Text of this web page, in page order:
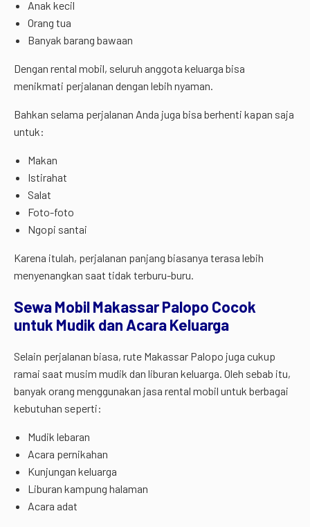
Anak kecil
Orang tua
Banyak barang bawaan
Dengan rental mobil, seluruh anggota keluarga bisa
menikmati perjalanan dengan lebih nyaman.
Bahkan selama perjalanan Anda juga bisa berhenti kapan saja
untuk:
Makan
Istirahat
Salat
Foto-foto
Ngopi santai
Karena itulah, perjalanan panjang biasanya terasa lebih
menyenangkan saat tidak terburu-buru.
Sewa Mobil Makassar Palopo Cocok
untuk Mudik dan Acara Keluarga
Selain perjalanan biasa, rute Makassar Palopo juga cukup
ramai saat musim mudik dan liburan keluarga. Oleh sebab itu,
banyak orang menggunakan jasa rental mobil untuk berbagai
kebutuhan seperti:
Mudik lebaran
Acara pernikahan
Kunjungan keluarga
Liburan kampung halaman
Acara adat